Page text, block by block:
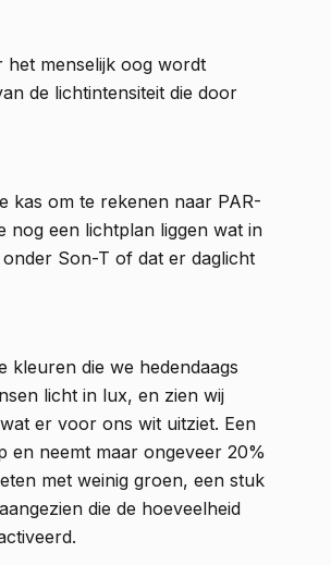
het menselijk oog wordt
de lichtintensiteit die door
kas om te rekenen naar PAR-
nog een lichtplan liggen wat in
Son-T of dat er daglicht
kleuren die we hedendaags
licht in lux, en zien wij
er voor ons wit uitziet. Een
en neemt maar ongeveer 20%
met weinig groen, een stuk
die de hoeveelheid